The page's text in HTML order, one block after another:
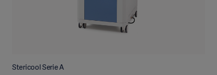
Stericool Serie A